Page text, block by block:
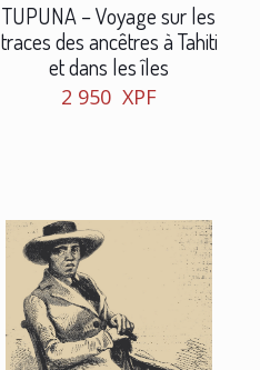
TUPUNA – Voyage sur les
traces des ancêtres à Tahiti
et dans les îles
2 950 XPF